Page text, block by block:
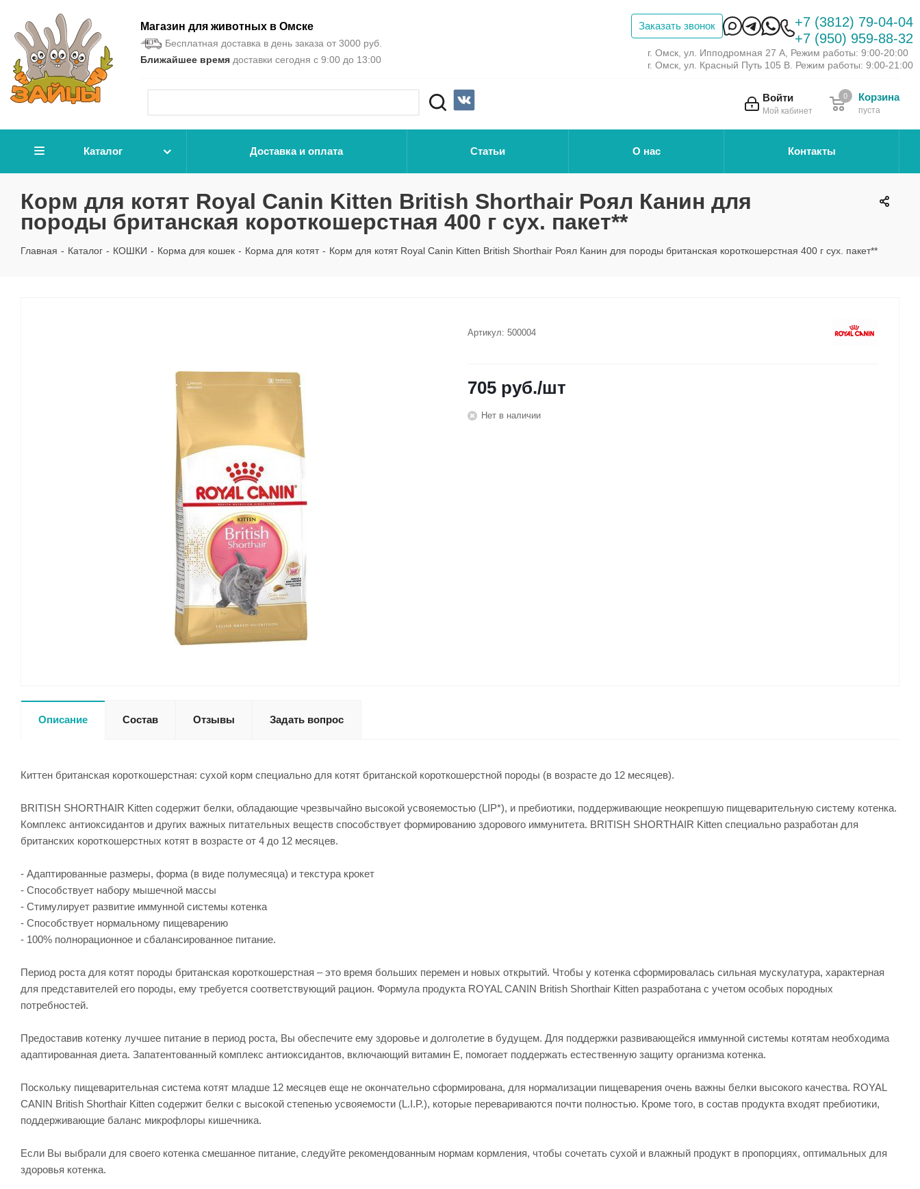
Магазин для животных в Омске
Бесплатная доставка в день заказа от 3000 руб.
Ближайшее время доставки сегодня с 9:00 до 13:00
Заказать звонок
+7 (3812) 79-04-04
+7 (950) 959-88-32
г. Омск, ул. Ипподромная 27 А, Режим работы: 9:00-20:00
г. Омск, ул. Красный Путь 105 В. Режим работы: 9:00-21:00
Войти
Мой кабинет
Корзина
пуста
0
Каталог Доставка и оплата Статьи О нас Контакты
Корм для котят Royal Canin Kitten British Shorthair Роял Канин для
породы британская короткошерстная 400 г сух. пакет**
Главная - Каталог - КОШКИ - Корма для кошек - Корма для котят - Корм для котят Royal Canin Kitten British Shorthair Роял Канин для породы британская короткошерстная 400 г сух. пакет**
Артикул: 500004
705 руб./шт
Нет в наличии
Описание Состав Отзывы Задать вопрос
Киттен британская короткошерстная: сухой корм специально для котят британской короткошерстной породы (в возрасте до 12 месяцев).
BRITISH SHORTHAIR Kitten содержит белки, обладающие чрезвычайно высокой усвояемостью (LIP*), и пребиотики, поддерживающие неокрепшую пищеварительную систему котенка.
Комплекс антиоксидантов и других важных питательных веществ способствует формированию здорового иммунитета. BRITISH SHORTHAIR Kitten специально разработан для
британских короткошерстных котят в возрасте от 4 до 12 месяцев.
- Адаптированные размеры, форма (в виде полумесяца) и текстура крокет
- Способствует набору мышечной массы
- Стимулирует развитие иммунной системы котенка
- Способствует нормальному пищеварению
- 100% полнорационное и сбалансированное питание.
Период роста для котят породы британская короткошерстная – это время больших перемен и новых открытий. Чтобы у котенка сформировалась сильная мускулатура, характерная
для представителей его породы, ему требуется соответствующий рацион. Формула продукта ROYAL CANIN British Shorthair Kitten разработана с учетом особых породных
потребностей.
Предоставив котенку лучшее питание в период роста, Вы обеспечите ему здоровье и долголетие в будущем. Для поддержки развивающейся иммунной системы котятам необходима
адаптированная диета. Запатентованный комплекс антиоксидантов, включающий витамин E, помогает поддержать естественную защиту организма котенка.
Поскольку пищеварительная система котят младше 12 месяцев еще не окончательно сформирована, для нормализации пищеварения очень важны белки высокого качества. ROYAL
CANIN British Shorthair Kitten содержит белки с высокой степенью усвояемости (L.I.P.), которые перевариваются почти полностью. Кроме того, в состав продукта входят пребиотики,
поддерживающие баланс микрофлоры кишечника.
Если Вы выбрали для своего котенка смешанное питание, следуйте рекомендованным нормам кормления, чтобы сочетать сухой и влажный продукт в пропорциях, оптимальных для
здоровья котенка.